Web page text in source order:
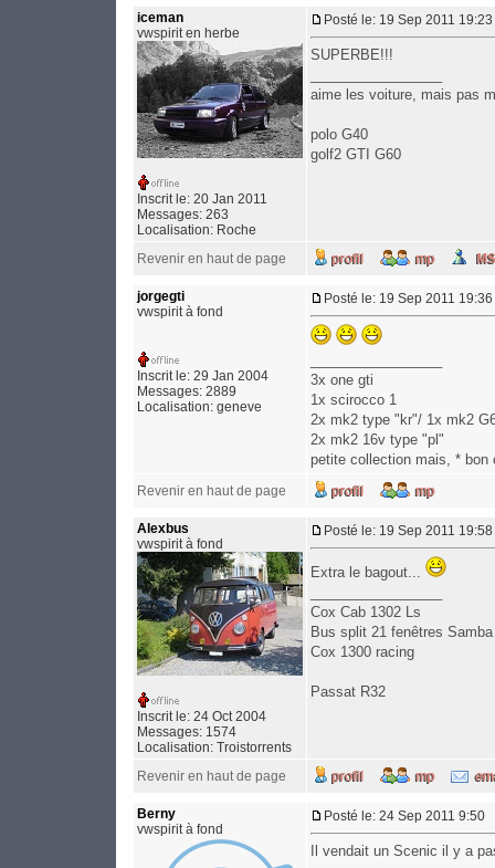
iceman
vwspirit en herbe
Inscrit le: 20 Jan 2011
Messages: 263
Localisation: Roche
Posté le: 19 Sep 2011 19:23
SUPERBE!!!
aime les voiture, mais pas
polo G40
golf2 GTI G60
Revenir en haut de page
jorgegti
vwspirit à fond
Inscrit le: 29 Jan 2004
Messages: 2889
Localisation: geneve
Posté le: 19 Sep 2011 19:36
3x one gti
1x scirocco 1
2x mk2 type "kr"/ 1x mk2
2x mk2 16v type "pl"
petite collection mais, * bon
Revenir en haut de page
Alexbus
vwspirit à fond
Inscrit le: 24 Oct 2004
Messages: 1574
Localisation: Troistorrents
Posté le: 19 Sep 2011 19:58
Extra le bagout...
Cox Cab 1302 Ls
Bus split 21 fenêtres Samba
Cox 1300 racing
Passat R32
Revenir en haut de page
Berny
vwspirit à fond
Posté le: 24 Sep 2011 9:50
Il vendait un Scenic il y a